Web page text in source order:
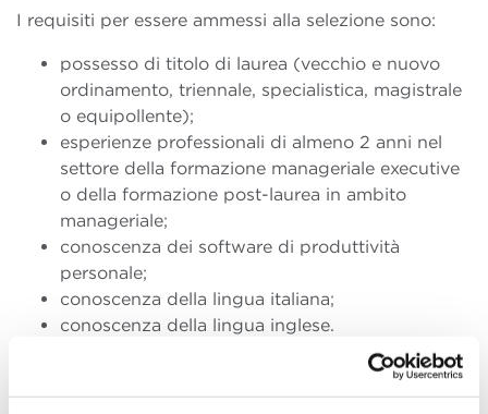
I requisiti per essere ammessi alla selezione sono:
possesso di titolo di laurea (vecchio e nuovo
ordinamento, triennale, specialistica, magistrale
o equipollente);
esperienze professionali di almeno 2 anni nel
settore della formazione manageriale executive
o della formazione post-laurea in ambito
manageriale;
conoscenza dei software di produttività
personale;
conoscenza della lingua italiana;
conoscenza della lingua inglese.